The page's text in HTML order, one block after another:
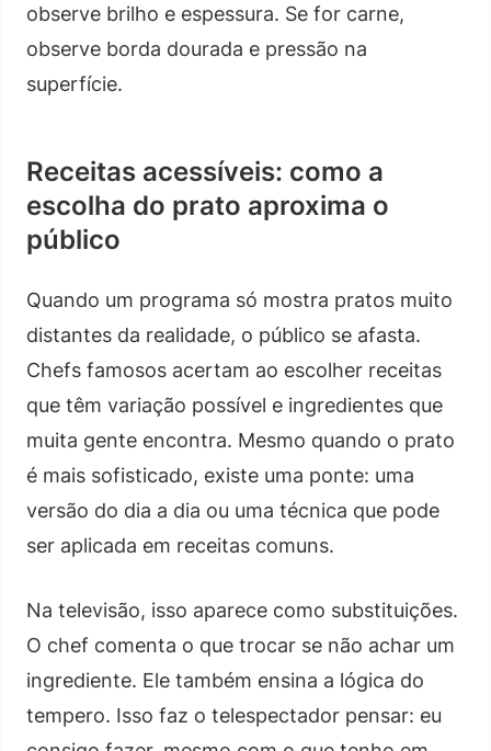
observe brilho e espessura. Se for carne,
observe borda dourada e pressão na
superfície.
Receitas acessíveis: como a
escolha do prato aproxima o
público
Quando um programa só mostra pratos muito
distantes da realidade, o público se afasta.
Chefs famosos acertam ao escolher receitas
que têm variação possível e ingredientes que
muita gente encontra. Mesmo quando o prato
é mais sofisticado, existe uma ponte: uma
versão do dia a dia ou uma técnica que pode
ser aplicada em receitas comuns.
Na televisão, isso aparece como substituições.
O chef comenta o que trocar se não achar um
ingrediente. Ele também ensina a lógica do
tempero. Isso faz o telespectador pensar: eu